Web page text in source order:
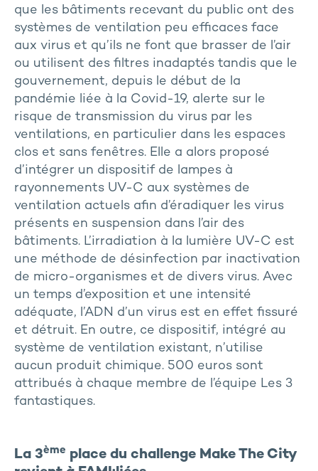
que les bâtiments recevant du public ont des
systèmes de ventilation peu efficaces face
aux virus et qu’ils ne font que brasser de l’air
ou utilisent des filtres inadaptés tandis que le
gouvernement, depuis le début de la
pandémie liée à la Covid-19, alerte sur le
risque de transmission du virus par les
ventilations, en particulier dans les espaces
clos et sans fenêtres. Elle a alors proposé
d’intégrer un dispositif de lampes à
rayonnements UV-C aux systèmes de
ventilation actuels afin d’éradiquer les virus
présents en suspension dans l’air des
bâtiments. L’irradiation à la lumière UV-C est
une méthode de désinfection par inactivation
de micro-organismes et de divers virus. Avec
un temps d’exposition et une intensité
adéquate, l’ADN d’un virus est en effet fissuré
et détruit. En outre, ce dispositif, intégré au
système de ventilation existant, n’utilise
aucun produit chimique. 500 euros sont
attribués à chaque membre de l’équipe Les 3
fantastiques.
La 3ème place du challenge Make The City